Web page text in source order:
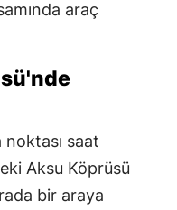
araç
saat
Aksu Köprüsü
bir araya